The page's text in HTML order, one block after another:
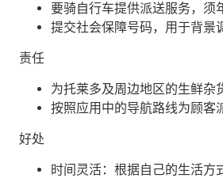
要骑自行车提供派送服务，须
提交社会保障号码，用于背景
责任
为托莱多及周边地区的生鲜杂
按照应用中的导航路线为顾客
好处
时间灵活：根据自己的生活方